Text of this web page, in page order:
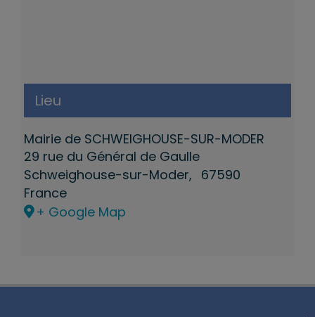
Lieu
Mairie de SCHWEIGHOUSE-SUR-MODER
29 rue du Général de Gaulle
Schweighouse-sur-Moder, 67590
France
+ Google Map